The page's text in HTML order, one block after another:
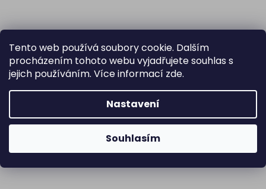
Tento web používá soubory cookie. Dalším
procházením tohoto webu vyjadřujete souhlas s
jejich používáním. Více informací zde.
Nastavení
Souhlasím